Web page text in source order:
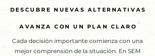
DESCUBRE NUEVAS ALTERNATIVAS
AVANZA CON UN PLAN CLARO
DESCUBRE NUEVAS ALTERNATIVAS
AVANZA CON UN PLAN CLARO
Cada decisión importante comienza con una
mejor comprensión de la situación. En SEM